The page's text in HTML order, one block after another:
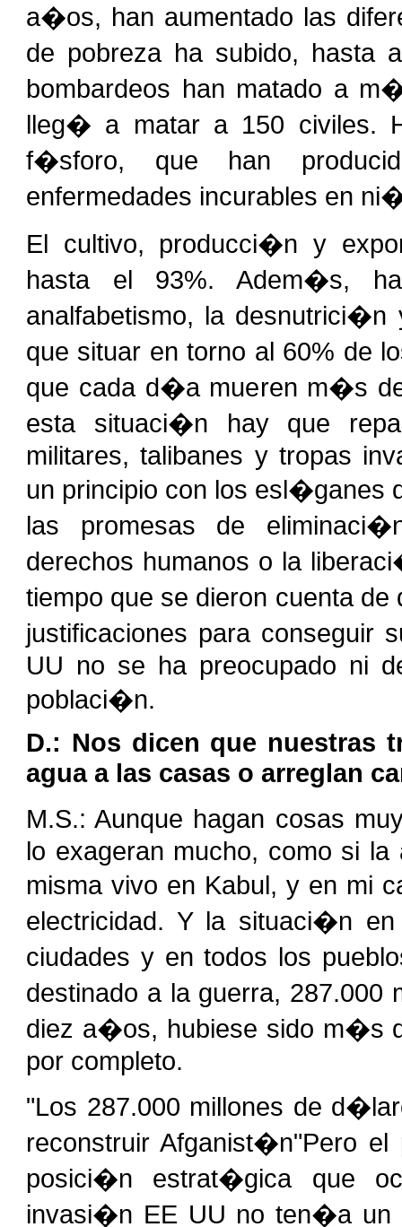
a�os, han aumentado las
de pobreza ha subido, hasta
bombardeos han matado a
lleg� a matar a 150 civiles.
f�sforo, que han
enfermedades incurables en
El cultivo, producci�n y
hasta el 93%. Adem�s,
analfabetismo, la
que situar en torno al 60% de
que cada d�a mueren m�s
esta situaci�n hay que
militares, talibanes y tropas
un principio con los esl�ganes
las promesas de
derechos humanos o la
tiempo que se dieron cuenta
justificaciones para conseguir
UU no se ha preocupado ni
poblaci�n.
D.: Nos dicen que nuestras
agua a las casas o arreglan
M.S.: Aunque hagan cosas
lo exageran mucho, como si
misma vivo en Kabul, y en mi
electricidad. Y la situaci�n
ciudades y en todos los
destinado a la guerra,
diez a�os, hubiese sido m�s
por completo.
"Los 287.000 millones de
reconstruir Afganist�n"Pero
posici�n estrat�gica que
invasi�n EE UU no ten�a un